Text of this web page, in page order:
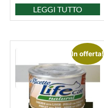
LEGGI TUTTO
In offerta!